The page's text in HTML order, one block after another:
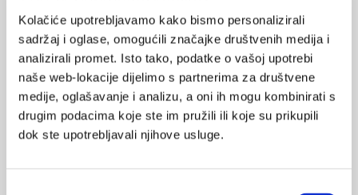
Kolačiće upotrebljavamo kako bismo personalizirali
sadržaj i oglase, omogućili značajke društvenih medija i
analizirali promet. Isto tako, podatke o vašoj upotrebi
naše web-lokacije dijelimo s partnerima za društvene
medije, oglašavanje i analizu, a oni ih mogu kombinirati s
drugim podacima koje ste im pružili ili koje su prikupili
dok ste upotrebljavali njihove usluge.
PLIVINE GRUPE PROIZVODA
ALERGIJE